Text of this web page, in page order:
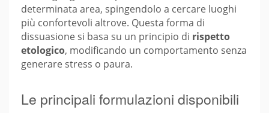
determinata area, spingendolo a cercare luoghi
più confortevoli altrove. Questa forma di
dissuasione si basa su un principio di rispetto
etologico, modificando un comportamento senza
generare stress o paura.
Le principali formulazioni disponibili